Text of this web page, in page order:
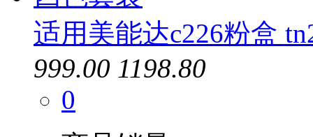
适用美能达c226粉盒
999.00 1198.80
0